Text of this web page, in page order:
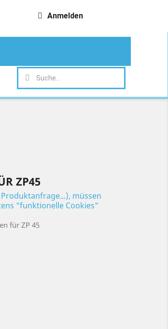
Anmelden
ZP45
müssen
"funktionelle Cookies"
für ZP 45